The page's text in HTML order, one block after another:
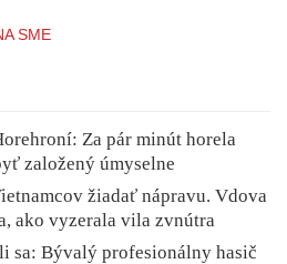
SME
Za pár minút horela
založený úmyselne
žiadať nápravu. Vdova
ako vyzerala vila zvnútra
sa: Bývalý profesionálny hasič